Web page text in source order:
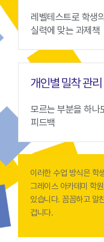
레벨테스트로 학생
실력에 맞는 과제책
개인별 밀착 관리
모르는 부분을 하나
피드백
이러한 수업 방식은 학
그레이스 아카데미 학
있습니다. 꼼꼼하고 알
겁니다.